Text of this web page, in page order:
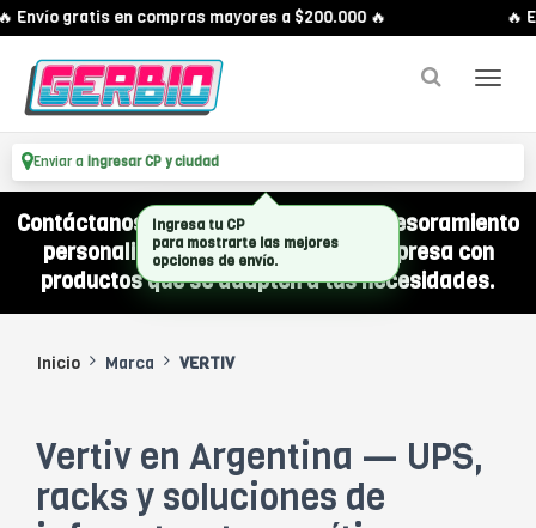
Envío gratis en compras mayores a $200.000 🔥 🔥
Enviar a Ingresar CP y ciudad
Contáctanos por WhatsApp y recibí asesoramiento
personalizado para equipar a tu empresa con
productos que se adapten a tus necesidades.
Inicio Marca VERTIV
Vertiv en Argentina — UPS,
racks y soluciones de
Ingresa tu CP
para mostrarte las mejores
opciones de envío.